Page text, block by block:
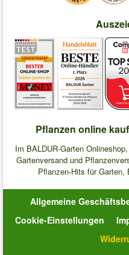
Pflanzen online
Im BALDUR-Garten
Gartenversand und
Pflanzen-Hits für Garten,
Allgemeine
Cookie-Einstellungen